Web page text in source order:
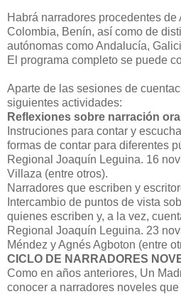
Habrá narradores procedentes de
Colombia, Benín, así como de
autónomas como Andalucía,
El programa completo se puede
Aparte de las sesiones de
siguientes actividades:
Reflexiones sobre narración
Instruciones para contar y
formas de contar para diferentes
Regional Joaquín Leguina. 16
Villaza (entre otros).
Narradores que escriben y
Intercambio de puntos de vista
quienes escriben y, a la vez,
Regional Joaquín Leguina. 23
Méndez y Agnés Agboton (entre
CICLO DE NARRADORES
Como en años anteriores, Un
conocer a narradores noveles que